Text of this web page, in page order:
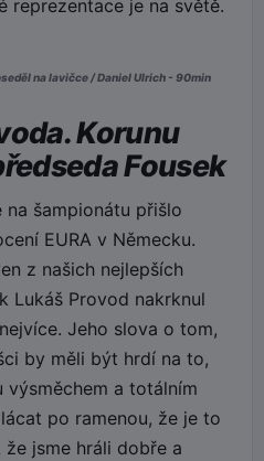
reprezentace je na světě.
na lavičce / Daniel Ulrich - 90min
Korunu
Fousek
na šampionátu přišlo
EURA v Německu.
z našich nejlepších
Lukáš Provod nakrknul
Jeho slova o tom,
by měli být hrdí na to,
a totálním
po ramenou, že je to
jsme hráli dobře a